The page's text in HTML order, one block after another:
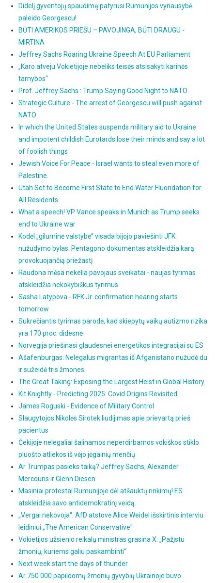
Didelį gyventojų spaudimą patyrusi Rumunijos vyriausybė
paleido Georgescu!
BŪTI AMERIKOS PRIEŠU – PAVOJINGA, BŪTI DRAUGU -
MIRTINA
Jeffrey Sachs Roaring Ukraine Speech At EU Parliament
„Karo atveju Vokietijoje nebeliks teisės atsisakyti karinės
tarnybos“
Prof. Jeffrey Sachs : Trump Saying Good Night to NATO
Strategic Culture - The arrest of Georgescu will push against
NATO
In which the United States suspends military aid to Ukraine
and impotent childish Eurotards lose their minds and say a lot
of foolish things
Jewish Voice For Peace - Israel wants to steal even more of
Palestine.
Utah Set to Become First State to End Water Fluoridation for
All Residents
What a speech! VP Vance speaks in Munich as Trump seeks
end to Ukraine war
Kodėl „giluminė valstybė“ visada bijojo paviešinti JFK
nužudymo bylas: Pentagono dokumentas atskleidžia karą
provokuojančią priežastį
Raudona mėsa nekelia pavojaus sveikatai - naujas tyrimas
atskleidžia nekokybiškus tyrimus
Sasha Latypova - RFK Jr. confirmation hearing starts
tomorrow
Sukrečiantis tyrimas parodė, kad skiepytų vaikų autizmo rizika
yra 170 proc. didesnė
Norvegija priešinasi glaudesnei energetikos integracijai su ES
Ašafenburgas: Nelegalus migrantas iš Afganistano nužudė du
ir sužeidė tris žmones
The Great Taking: Exposing the Largest Heist in Global History
Kit Knightly - Predicting 2025: Covid Origins Revisited
James Roguski - Evidence of Military Control
Slaugytojos Nikolės Sirotek liudijimas apie prievartą prieš
pacientus
Čekijoje nelegaliai šalinamos neperdirbamos vokiškos stiklo
pluošto atliekos iš vėjo jėgainių menčių
Ar Trumpas pasieks taiką? Jeffrey Sachs, Alexander
Mercouris ir Glenn Diesen
Masiniai protestai Rumunijoje dėl atšauktų rinkimų! ES
atskleidžia savo antidemokratinį veidą.
„Vergai nekovoja“: AfD atstovė Alice Weidel išskirtinis interviu
leidiniui „The American Conservative"
Vokietijos užsienio reikalų ministras grasina X: „Pažįstu
žmonių, kuriems galiu paskambinti“
Next week start the days of thunder
Ar 750 000 papildomų žmonių gyvybių Ukrainoje buvo